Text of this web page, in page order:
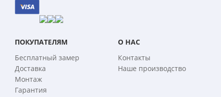
ПОКУПАТЕЛЯМ
Бесплатный замер
Доставка
Монтаж
Гарантия
О НАС
Контакты
Наше производство